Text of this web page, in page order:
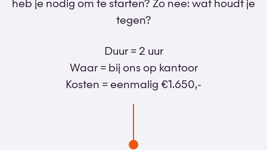
heb je nodig om te starten? Zo nee: wat houdt je
tegen?
Duur = 2 uur
Waar = bij ons op kantoor
Kosten = eenmalig €1.650,-